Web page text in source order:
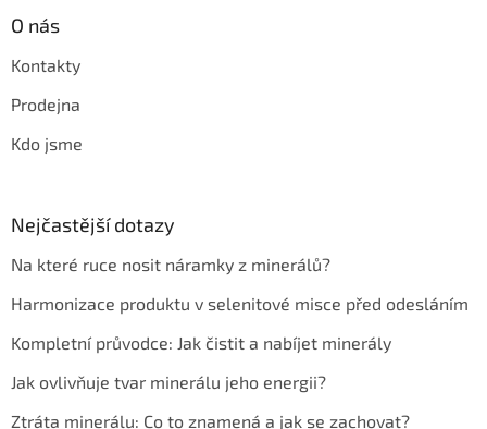
O nás
Kontakty
Prodejna
Kdo jsme
Nejčastější dotazy
Na které ruce nosit náramky z minerálů?
Harmonizace produktu v selenitové misce před odesláním
Kompletní průvodce: Jak čistit a nabíjet minerály
Jak ovlivňuje tvar minerálu jeho energii?
Ztráta minerálu: Co to znamená a jak se zachovat?